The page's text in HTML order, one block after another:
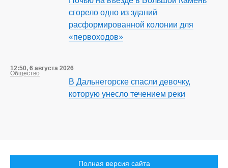
сгорело одно из зданий
расформированной колонии для
«первоходов»
12:50, 6 августа 2026
Общество
В Дальнегорске спасли девочку,
которую унесло течением реки
Полная версия сайта